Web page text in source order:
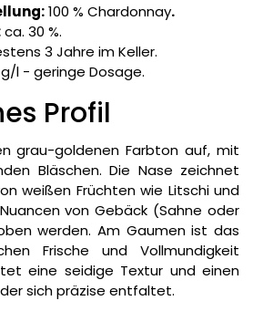
100 % Chardonnay.
ca. 30 %.
3 Jahre im Keller.
g/l - geringe Dosage.
Profil
grau-goldenen Farbton auf, mit
Bläschen. Die Nase zeichnet
weißen Früchten wie Litschi und
von Gebäck (Sahne oder
werden. Am Gaumen ist das
Frische und Vollmundigkeit
eine seidige Textur und einen
sich präzise entfaltet.